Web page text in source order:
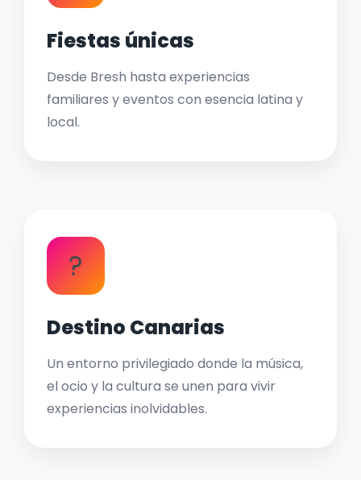
Fiestas únicas
Desde Bresh hasta experiencias
familiares y eventos con esencia latina y
local.
?
Destino Canarias
Un entorno privilegiado donde la música,
el ocio y la cultura se unen para vivir
experiencias inolvidables.